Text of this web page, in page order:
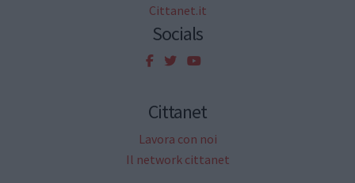
Cittanet.it
Socials
Cittanet
Lavora con noi
Il network cittanet